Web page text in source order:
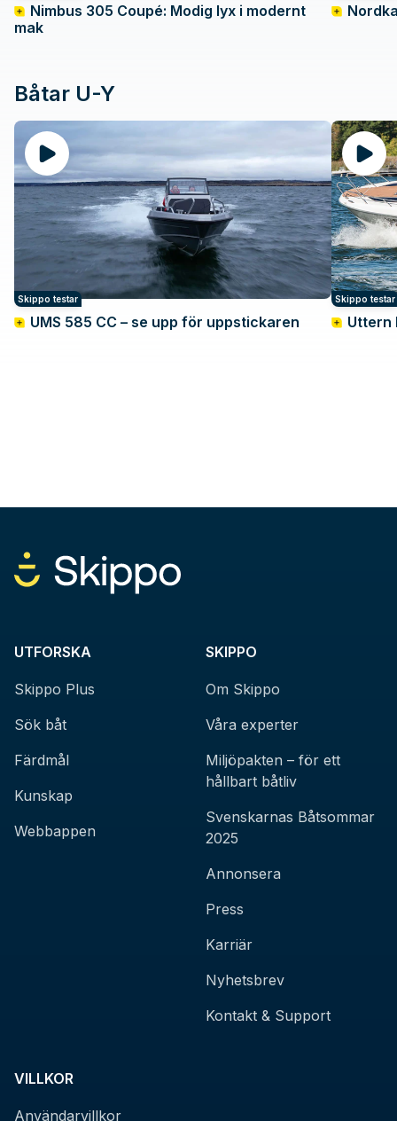
Nimbus 305 Coupé: Modig lyx i modernt
mak
Båtar U-Y
Skippo testar
UMS 585 CC – se upp för uppstickaren
Skippo testar
Uttern
UTFORSKA
Skippo Plus
Sök båt
Färdmål
Kunskap
Webbappen
SKIPPO
Om Skippo
Våra experter
Miljöpakten – för ett
hållbart båtliv
Svenskarnas Båtsommar
2025
Annonsera
Press
Karriär
Nyhetsbrev
Kontakt & Support
VILLKOR
Användarvillkor